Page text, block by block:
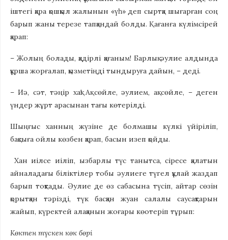
іштегі қара қошқыл жалынын «үһ» деп сыртқа шығарған соң
барып жаны терезе тапқандай болды. Қағанға күлімсірей
қарап:
– Жолың болады, қадірлі қағаным! Барлық әулие алдында
құрша жорғалап, қызметіңді тындыруға дайын, – деді.
– Иә, сәт, тәңір хақ! Ақ сөйле, әулием, ақ сөйле, – деген
үндер жұрт арасынан тағы көтерілді.
Шыңғыс ханның жүзіне де болмашы күлкі үйіріліп,
бақсыға ойлы көзбен қарап, басын изеп қойды.
Хан иілсе иіліп, ызбарлы түс танытса, сіресе қалатын
айналадағы біліктілер тобы әулиеге түгел құлай жаздап
барып тоқтады. Әулие де өз сабасына түсіп, айтар сөзін
қорытқан тәрізді, түк басқан жуан салалы саусақтарын
жайып, күректей алақанын жоғары көотеріп тұрып:
Көктен түскен көк бөрі